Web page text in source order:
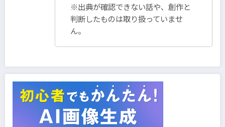
※出典が確認できない話や、創作と
判断したものは取り扱っていませ
ん。